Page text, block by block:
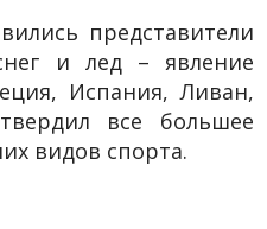
представители
и лед – явление
Испания, Ливан,
все большее
видов спорта.